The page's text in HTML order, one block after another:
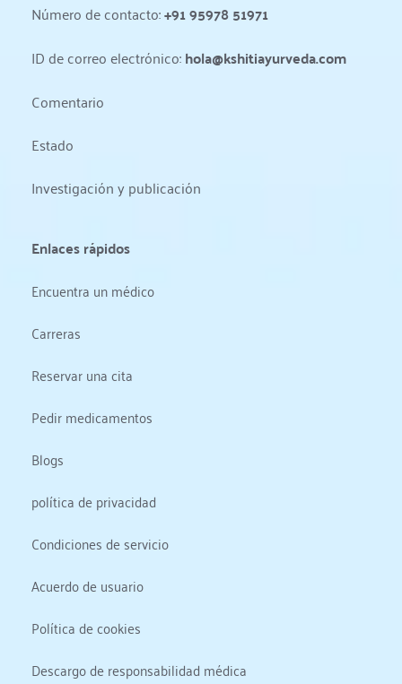
Número de contacto: +91 95978 51971
ID de correo electrónico: hola@kshitiayurveda.com
Comentario
Estado
Investigación y publicación
Enlaces rápidos
Encuentra un médico
Carreras
Reservar una cita
Pedir medicamentos
Blogs
política de privacidad
Condiciones de servicio
Acuerdo de usuario
Política de cookies
Descargo de responsabilidad médica